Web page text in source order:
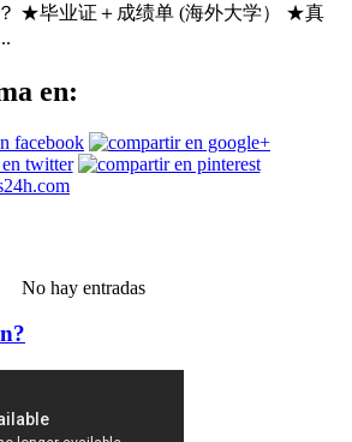
★毕业证＋成绩单 (海外大学） ★真
en:
No hay entradas